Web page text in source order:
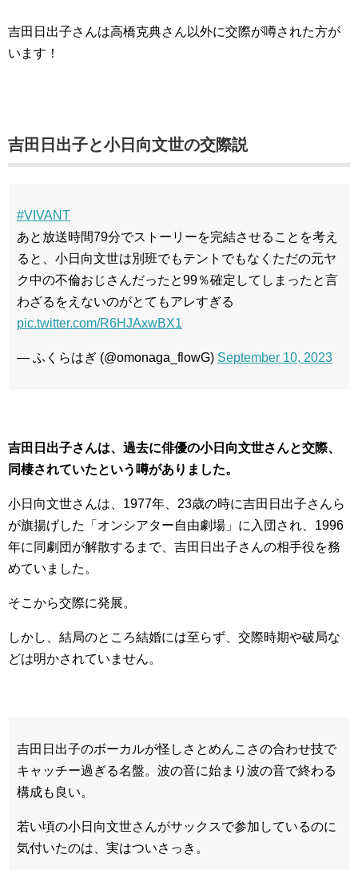
吉田日出子さんは高橋克典さん以外に交際が噂された方が
います！
吉田日出子と小日向文世の交際説
#VIVANT
あと放送時間79分でストーリーを完結させることを考え
ると、小日向文世は別班でもテントでもなくただの元ヤ
ク中の不倫おじさんだったと99％確定してしまったと言
わざるをえないのがとてもアレすぎる
pic.twitter.com/R6HJAxwBX1
— ふくらはぎ (@omonaga_flowG) September 10, 2023
吉田日出子さんは、過去に俳優の小日向文世さんと交際、
同棲されていたという噂がありました。
小日向文世さんは、1977年、23歳の時に吉田日出子さんら
が旗揚げした「オンシアター自由劇場」に入団され、1996
年に同劇団が解散するまで、吉田日出子さんの相手役を務
めていました。
そこから交際に発展。
しかし、結局のところ結婚には至らず、交際時期や破局な
どは明かされていません。
吉田日出子のボーカルが怪しさとめんこさの合わせ技で
キャッチー過ぎる名盤。波の音に始まり波の音で終わる
構成も良い。
若い頃の小日向文世さんがサックスで参加しているのに
気付いたのは、実はついさっき。